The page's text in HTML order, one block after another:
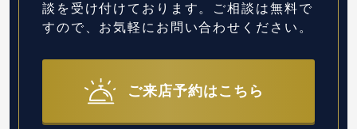
談を受け付けております。 ご相談は無料で
すので、お気軽にお問い合わせください。
ご来店予約はこちら